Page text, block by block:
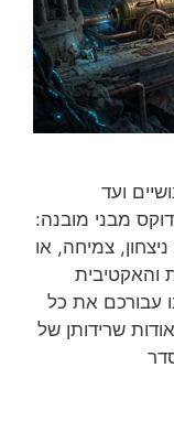
ועד
מבני מובנה:
צמיחה, או
והאקטיבית
עבורכם את כל
שרידותן של